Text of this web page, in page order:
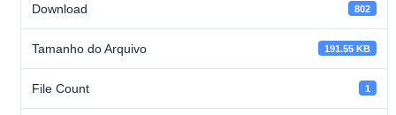
Download 802
Tamanho do Arquivo 191.55 KB
File Count 1